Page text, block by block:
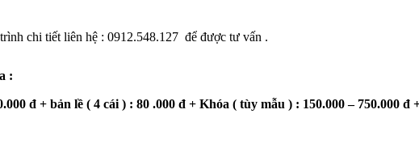
chi tiết liên hệ : 0912.548.127 để được tư vấn .
:
đ + bản lề ( 4 cái ) : 80 .000 đ + Khóa ( tùy mẫu ) : 150.000 – 750.000